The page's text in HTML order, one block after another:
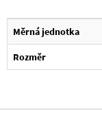
Měrná jednotka
Rozměr